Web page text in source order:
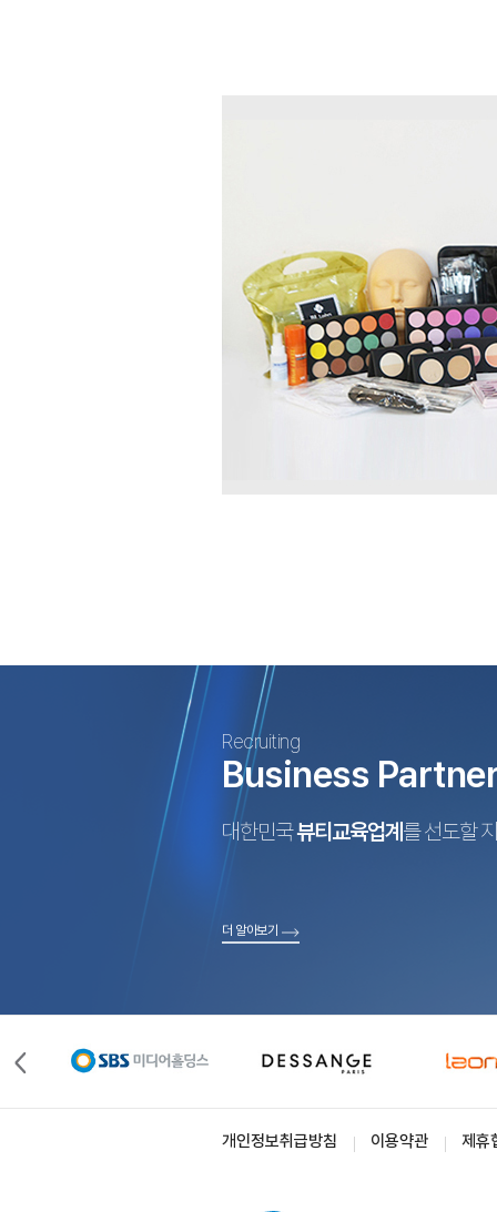
Recruiting
Business
대한민국뷰티교육업계 를 선도할
더 알아보기
개인정보취급방침 이용약관 제휴